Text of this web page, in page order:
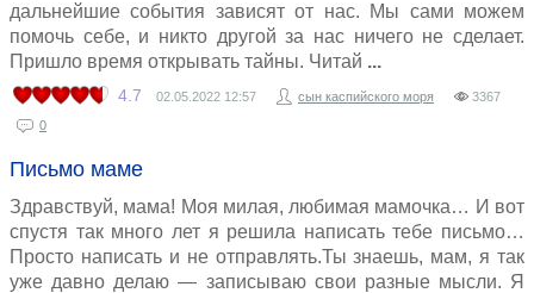
дальнейшие события зависят от нас. Мы сами можем
помочь себе, и никто другой за нас ничего не сделает.
Пришло время открывать тайны. Читай
4.7 02.05.2022 12:57 сын каспийского моря
3367
0
Письмо маме
Здравствуй, мама! Моя милая, любимая мамочка… И вот
спустя так много лет я решила написать тебе письмо…
Просто написать и не отправлять.Ты знаешь, мам, я так
уже давно делаю — записываю свои разные мысли. Я